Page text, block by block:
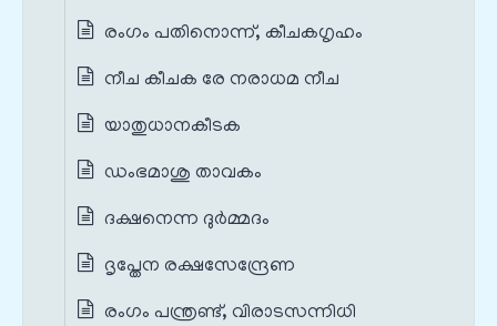
രംഗം പതിനൊന്ന്, കീചകഗൃഹം
നീച കീചക രേ നരാധമ നീച
യാതുധാനകീടക
ഡംഭമാശു താവകം
ദക്ഷനെന്ന ദുര്‍മ്മദം
ദൃപ്തേന രക്ഷസേന്ദ്രേണ
രംഗം പന്ത്രണ്ട്, വിരാടസന്നിധി